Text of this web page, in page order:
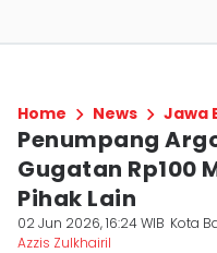
Home News Jawa
Penumpang
Gugatan Rp100
Pihak Lain
02 Jun 2026, 16:24 WIB Kota
Azzis Zulkhairil